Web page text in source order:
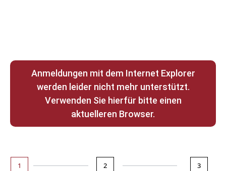
Anmeldungen mit dem Internet Explorer
werden leider nicht mehr unterstützt.
Verwenden Sie hierfür bitte einen
aktuelleren Browser.
1 2 3